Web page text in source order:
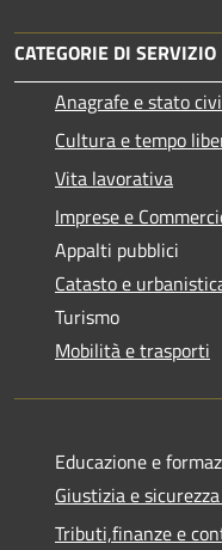
CATEGORIE DI SERVIZIO
Anagrafe e stato
Cultura e tempo
Vita lavorativa
Imprese e
Appalti pubblici
Catasto e
Turismo
Mobilità e trasporti
Educazione e
Giustizia e
Tributi,finanze e